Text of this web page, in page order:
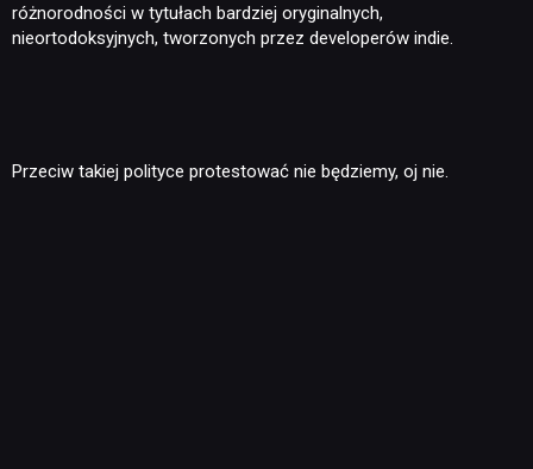
różnorodności w tytułach bardziej oryginalnych,
nieortodoksyjnych, tworzonych przez developerów indie.
Przeciw takiej polityce protestować nie będziemy, oj nie.